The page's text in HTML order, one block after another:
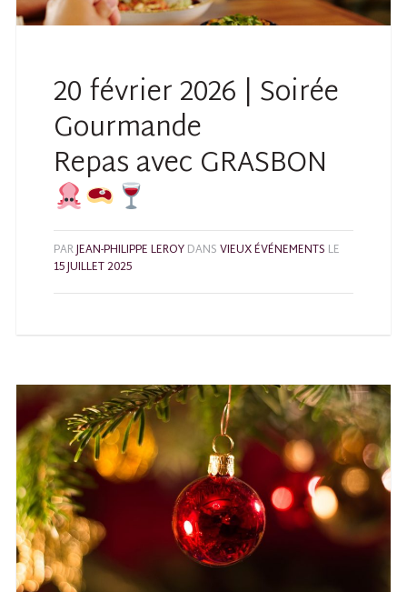
20 février 2026 | Soirée
Gourmande
Repas avec GRASBON
PARJEAN-PHILIPPE LEROYDANSVIEUX ÉVÉNEMENTS LE
15 JUILLET 2025